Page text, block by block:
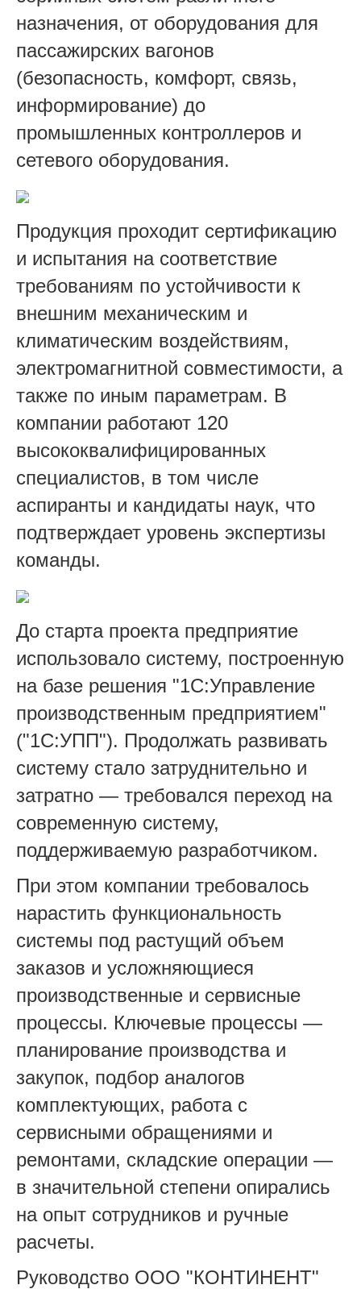
назначения, от оборудования для
пассажирских вагонов
(безопасность, комфорт, связь,
информирование) до
промышленных контроллеров и
сетевого оборудования.
Продукция проходит сертификацию
и испытания на соответствие
требованиям по устойчивости к
внешним механическим и
климатическим воздействиям,
электромагнитной совместимости, а
также по иным параметрам. В
компании работают 120
высококвалифицированных
специалистов, в том числе
аспиранты и кандидаты наук, что
подтверждает уровень экспертизы
команды.
До старта проекта предприятие
использовало систему, построенную
на базе решения "1С:Управление
производственным предприятием"
("1С:УПП"). Продолжать развивать
систему стало затруднительно и
затратно — требовался переход на
современную систему,
поддерживаемую разработчиком.
При этом компании требовалось
нарастить функциональность
системы под растущий объем
заказов и усложняющиеся
производственные и сервисные
процессы. Ключевые процессы —
планирование производства и
закупок, подбор аналогов
комплектующих, работа с
сервисными обращениями и
ремонтами, складские операции —
в значительной степени опирались
на опыт сотрудников и ручные
расчеты.
Руководство ООО "КОНТИНЕНТ"